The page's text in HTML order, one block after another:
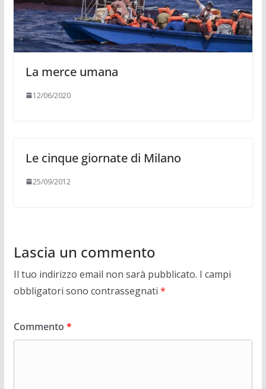
La merce umana
12/06/2020
Le cinque giornate di Milano
25/09/2012
Lascia un commento
Il tuo indirizzo email non sarà pubblicato. I campi
obbligatori sono contrassegnati *
Commento *